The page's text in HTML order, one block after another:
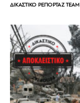
ΔΙΚΑΣΤΙΚΟ ΡΕΠΟΡΤΑΖ TEAM